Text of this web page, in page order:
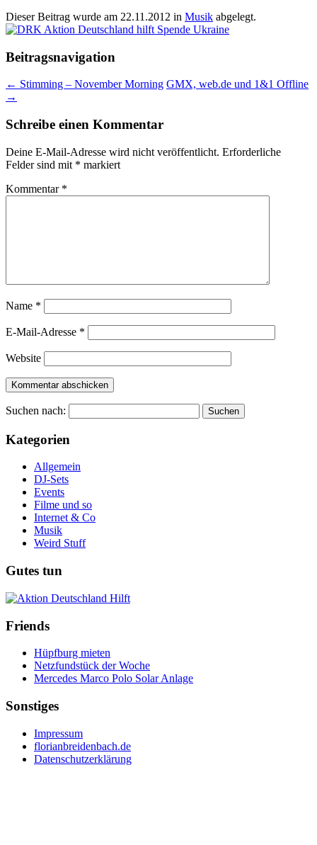
Dieser Beitrag wurde am 22.11.2012 in Musik abgelegt.
Beitragsnavigation
← Stimming – November Morning GMX, web.de und 1&1 Offline
→
Schreibe einen Kommentar
Deine E-Mail-Adresse wird nicht veröffentlicht. Erforderliche
Felder sind mit * markiert
Kommentar *
Name *
E-Mail-Adresse *
Website
Suchen nach:
Kategorien
Allgemein
DJ-Sets
Events
Filme und so
Internet & Co
Musik
Weird Stuff
Gutes tun
Friends
Hüpfburg mieten
Netzfundstück der Woche
Mercedes Marco Polo Solar Anlage
Sonstiges
Impressum
florianbreidenbach.de
Datenschutzerklärung